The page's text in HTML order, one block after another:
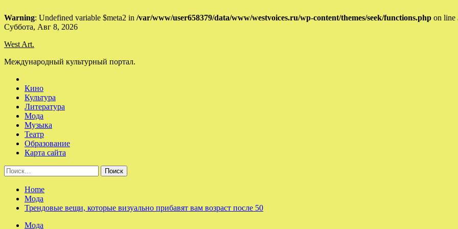
Warning: Undefined variable $meta2 in /var/www/user658379/data/www/westvoices.ru/wp-content/themes/seek/functions.php on line
Skip
content
Суббота, Авг 8, 2026
West Art.
Международный культурный портал.
Кино
Культура
Литература
Мода
Музыка
Театр
Образование
Карта сайта
Найти:
Home
Мода
Трендовые вещи, которые визуально прибавят вам возраст после 50
Мода